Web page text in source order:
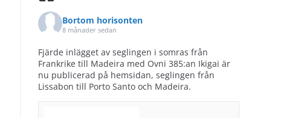
Bortom horisonten
8 månader sedan
Fjärde inlägget av seglingen i somras från
Frankrike till Madeira med Ovni 385:an Ikigai är
nu publicerad på hemsidan, seglingen från
Lissabon till Porto Santo och Madeira.